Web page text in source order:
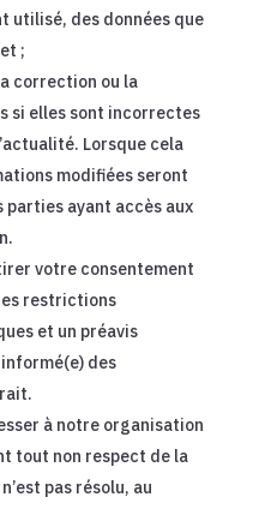
utilisé, des données que
;
correction ou la
si elles sont incorrectes
Lorsque cela
modifiées seront
ayant accès aux
votre consentement
restrictions
et un préavis
des
à notre organisation
tout non respect de la
pas résolu, au